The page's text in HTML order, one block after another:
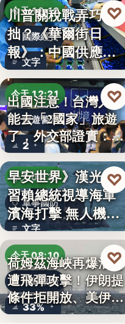
18萬
今天 13:10
國際經貿
文字
川普關稅戰弄巧成
拙？《華爾街日
報》：中國供應沒
斷鏈，反而…
♡
今天 12:21
旅遊警示
2
出國注意！台灣人不
能去「2國家」旅遊
了，外交部證實：拒
絕…
♡
今天 08:37
軍事國防
文字
早安世界》漢光演
習賴總統視導海軍
濱海打擊 無人機秀
攻擊力
♡
今天 08:10
地緣政治
33%
荷姆茲海峽再爆油輪
遭飛彈攻擊！伊朗提
條件拒開放、美伊談
判…
♡